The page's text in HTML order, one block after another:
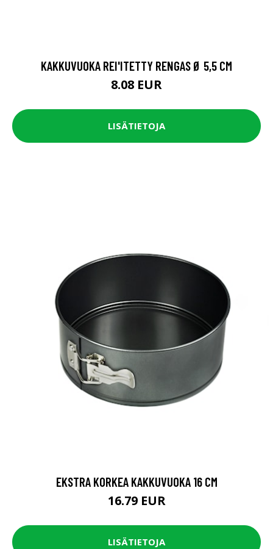
KAKKUVUOKA REI'ITETTY RENGAS Ø 5,5 CM
8.08 EUR
LISÄTIETOJA
EKSTRA KORKEA KAKKUVUOKA 16 CM
16.79 EUR
LISÄTIETOJA